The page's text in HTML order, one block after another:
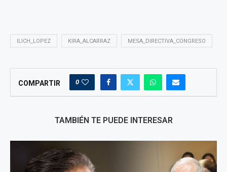
ILICH_LOPEZ KIRA_ALCARRAZ MESA_DIRECTIVA_CONGRESO
COMPARTIR 0
TAMBIÉN TE PUEDE INTERESAR